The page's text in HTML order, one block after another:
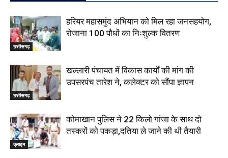
छत्तीसगढ़
हरियर महासमुंद अभियान को मिल रहा जनसहयोग,
रोजाना 100 पौधों का निःशुल्क वितरण
छत्तीसगढ़
खल्लारी पंचायत में विकास कार्यों की मांग की
उपसरपंच तारेश ने, कलेक्टर को सौंपा ज्ञापन
क्राइम
कोमाखान पुलिस ने 22 किलो गांजा के साथ दो
तस्करों को पकड़ा,दतिया ले जाने की थी तैयारी